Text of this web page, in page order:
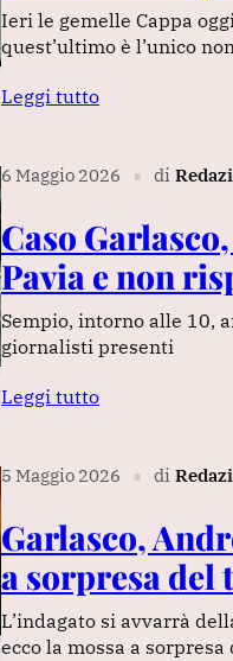
Ieri le gemelle Cappa
quest’ultimo è l’unico
Leggi tutto
6 Maggio 2026 ∎ di
Caso
Pavia e non
Sempio, intorno alle 10,
giornalisti presenti
Leggi tutto
5 Maggio 2026 ∎ di
Garlasco,
a sorpresa del
L’indagato si avvarrà
ecco la mossa a